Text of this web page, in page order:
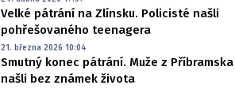
Velké pátrání na Zlínsku. Policisté našli
pohřešovaného teenagera
21. března 2026 10:04
Smutný konec pátrání. Muže z Příbramska
našli bez známek života